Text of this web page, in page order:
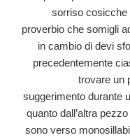
sorriso cosicche
proverbio che somigli
in cambio di devi
precedentemente
trovare un
suggerimento durante
quanto dall’altra
sono verso